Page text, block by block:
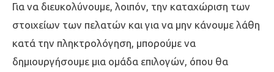
Για να διευκολύνουμε, λοιπόν, την καταχώριση των
στοιχείων των πελατών και για να μην κάνουμε λάθη
κατά την πληκτρολόγηση, μπορούμε να
δημιουργήσουμε μια ομάδα επιλογών, όπου θα